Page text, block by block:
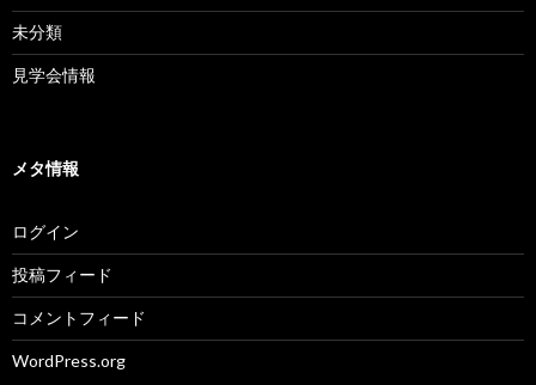
未分類
見学会情報
メタ情報
ログイン
投稿フィード
コメントフィード
WordPress.org